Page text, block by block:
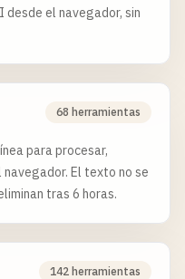
desde el navegador, sin
68 herramientas
para procesar,
El texto no se
tras 6 horas.
142 herramientas